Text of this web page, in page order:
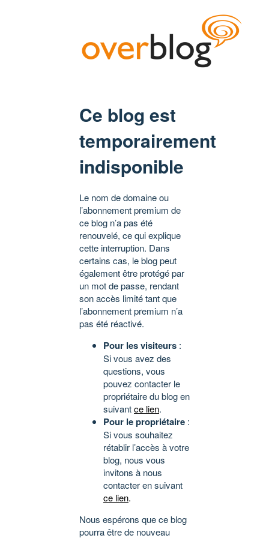
Ce blog est
temporairement
indisponible
Le nom de domaine ou
l’abonnement premium de
ce blog n’a pas été
renouvelé, ce qui explique
cette interruption. Dans
certains cas, le blog peut
également être protégé par
un mot de passe, rendant
son accès limité tant que
l’abonnement premium n’a
pas été réactivé.
Pour les visiteurs :
Si vous avez des
questions, vous
pouvez contacter le
propriétaire du blog en
suivantce lien.
Pour le propriétaire :
Si vous souhaitez
rétablir l’accès à votre
blog, nous vous
invitons à nous
contacter en suivant
ce lien.
Nous espérons que ce blog
pourra être de nouveau